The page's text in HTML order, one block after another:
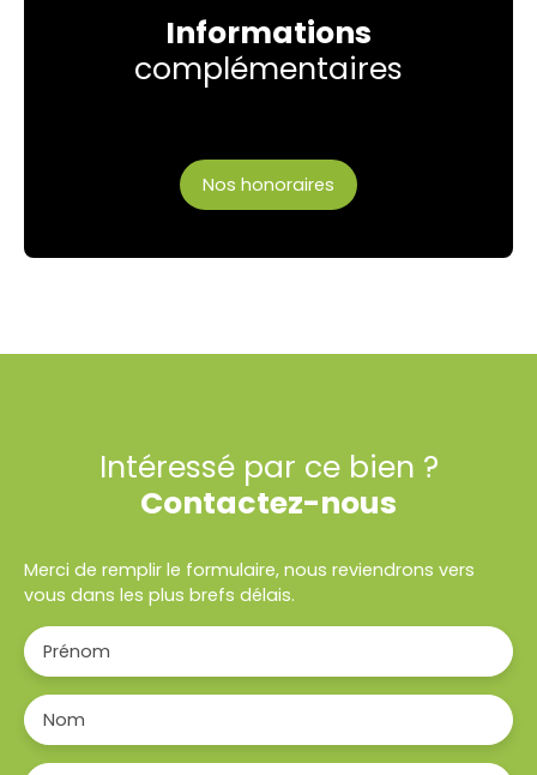
Informations
complémentaires
Nos honoraires
Intéressé par ce bien ?
Contactez-nous
Merci de remplir le formulaire, nous reviendrons vers
vous dans les plus brefs délais.
Prénom
Nom